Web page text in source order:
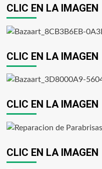
CLIC EN LA IMAGEN
CLIC EN LA IMAGEN
CLIC EN LA IMAGEN
CLIC EN LA IMAGEN